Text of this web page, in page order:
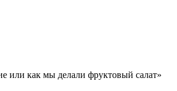
или как мы делали фруктовый салат»